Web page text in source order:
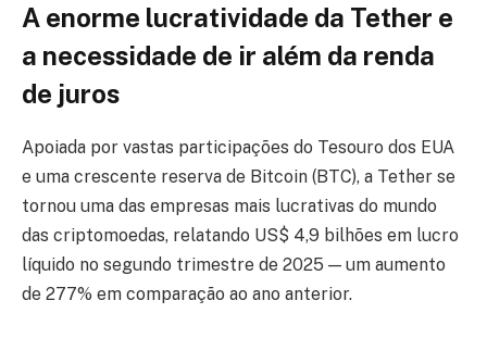
A enorme lucratividade da Tether e
a necessidade de ir além da renda
de juros
Apoiada por vastas participações do Tesouro dos EUA
e uma crescente reserva de Bitcoin (BTC), a Tether se
tornou uma das empresas mais lucrativas do mundo
das criptomoedas, relatando US$ 4,9 bilhões em lucro
líquido no segundo trimestre de 2025 — um aumento
de 277% em comparação ao ano anterior.